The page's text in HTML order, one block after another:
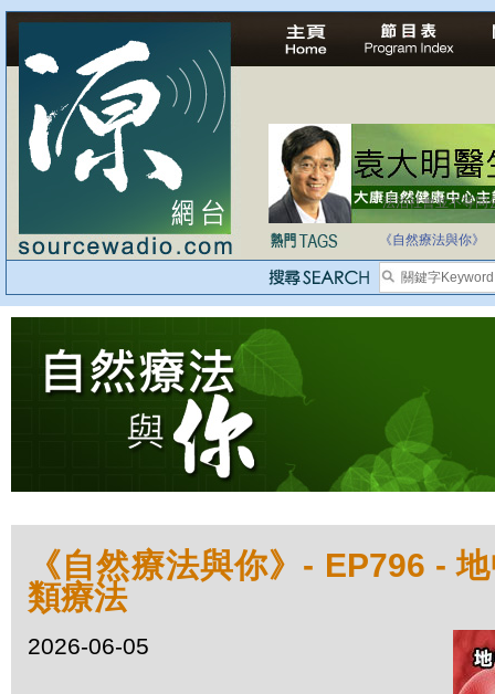
法治社會並不等同
自家教育合法化-
《自然療法與你》
《自然療法與你》- EP796 -
類療法
2026-06-05